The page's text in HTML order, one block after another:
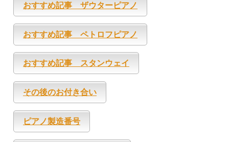
おすすめ記事 ザウターピアノ
おすすめ記事 ペトロフピアノ
おすすめ記事 スタンウェイ
その後のお付き合い
ピアノ製造番号